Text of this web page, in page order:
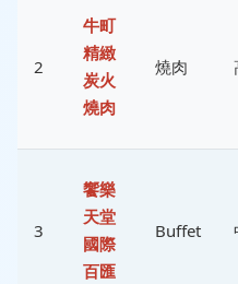
2
牛町
精緻
炭火
燒肉
燒肉
3
饗樂
天堂
國際
百匯
Buffet